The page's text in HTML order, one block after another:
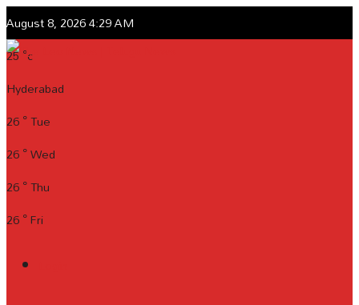
August 8, 2026 4:29 AM
25°c
Hyderabad
26°Tue
26°Wed
26°Thu
26°Fri